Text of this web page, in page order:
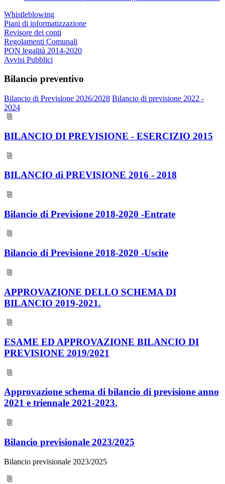
Whistleblowing
Piani di informatizzazione
Revisore dei conti
Regolamenti Comunali
PON legalità 2014-2020
Avvisi Pubblici
Bilancio preventivo
Bilancio di Previsione 2026/2028 Bilancio di previsione 2022 -
2024
BILANCIO DI PREVISIONE - ESERCIZIO 2015
BILANCIO di PREVISIONE 2016 - 2018
Bilancio di Previsione 2018-2020 -Entrate
Bilancio di Previsione 2018-2020 -Uscite
APPROVAZIONE DELLO SCHEMA DI
BILANCIO 2019-2021.
ESAME ED APPROVAZIONE BILANCIO DI
PREVISIONE 2019/2021
Approvazione schema di bilancio di previsione anno
2021 e triennale 2021-2023.
Bilancio previsionale 2023/2025
Bilancio previsionale 2023/2025